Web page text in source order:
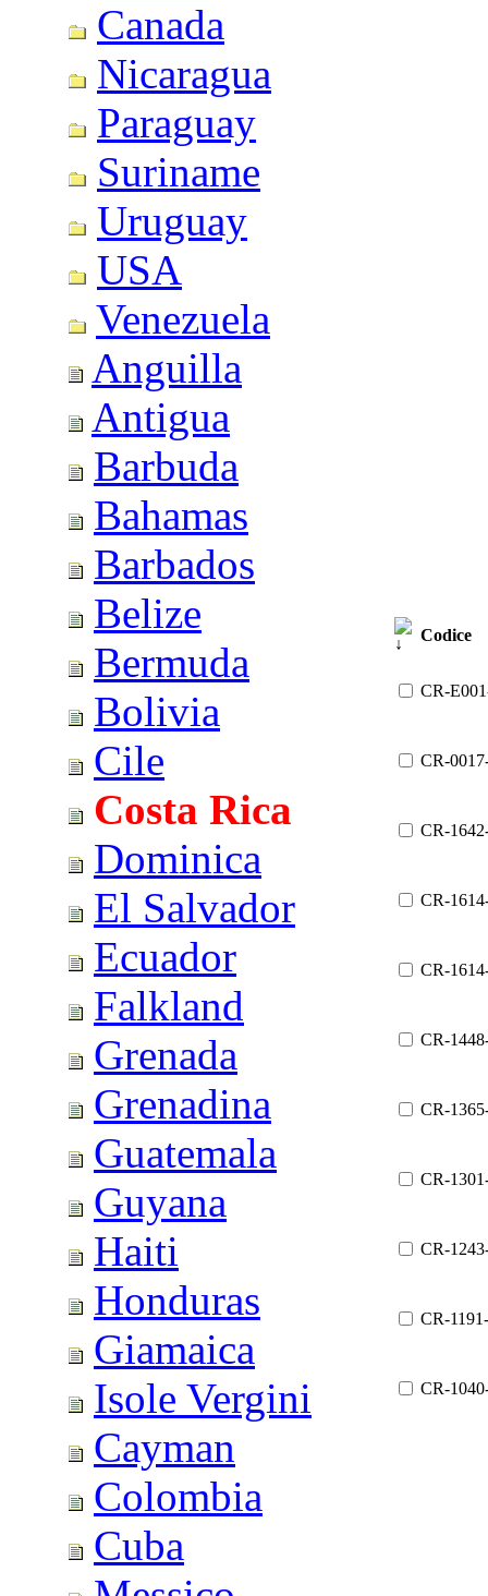
Canada
Nicaragua
Paraguay
Suriname
Uruguay
USA
Venezuela
Anguilla
Antigua
Barbuda
Bahamas
Barbados
Belize
Bermuda
Bolivia
Cile
Costa Rica
Dominica
El Salvador
Ecuador
Falkland
Grenada
Grenadina
Guatemala
Guyana
Haiti
Honduras
Giamaica
Isole Vergini
Cayman
Colombia
Cuba
Codice
CR-
CR-
CR-
CR-
CR-
CR-
CR-
CR-
CR-
CR-
CR-